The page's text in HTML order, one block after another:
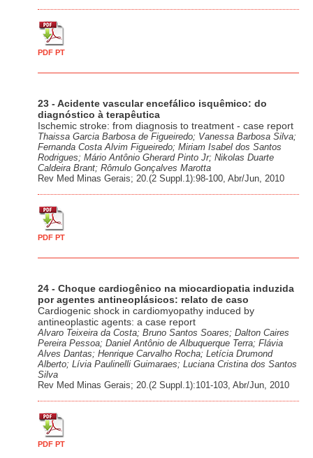
PDF PT
23 - Acidente vascular encefálico isquêmico: do
diagnóstico à terapêutica
Ischemic stroke: from diagnosis to treatment - case report
Thaissa Garcia Barbosa de Figueiredo; Vanessa Barbosa Silva;
Fernanda Costa Alvim Figueiredo; Miriam Isabel dos Santos
Rodrigues; Mário Antônio Gherard Pinto Jr; Nikolas Duarte
Caldeira Brant; Rômulo Gonçalves Marotta
Rev Med Minas Gerais; 20.(2 Suppl.1):98-100, Abr/Jun, 2010
PDF PT
24 - Choque cardiogênico na miocardiopatia induzida
por agentes antineoplásicos: relato de caso
Cardiogenic shock in cardiomyopathy induced by
antineoplastic agents: a case report
Alvaro Teixeira da Costa; Bruno Santos Soares; Dalton Caires
Pereira Pessoa; Daniel Antônio de Albuquerque Terra; Flávia
Alves Dantas; Henrique Carvalho Rocha; Letícia Drumond
Alberto; Lívia Paulinelli Guimaraes; Luciana Cristina dos Santos
Silva
Rev Med Minas Gerais; 20.(2 Suppl.1):101-103, Abr/Jun, 2010
PDF PT